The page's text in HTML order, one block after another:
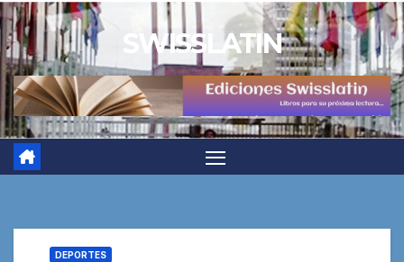
Saltar
al
contenido
SWISSLATIN
DEPORTES